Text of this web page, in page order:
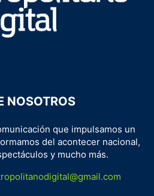
NOSOTROS
que impulsamos un
del acontecer nacional,
y mucho más.